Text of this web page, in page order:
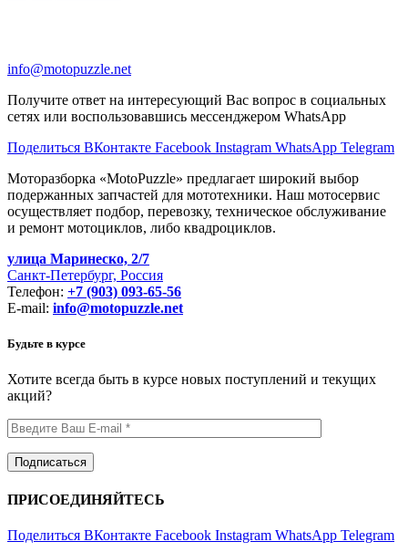
info@motopuzzle.net
Получите ответ на интересующий Вас вопрос в социальных
сетях или воспользовавшись мессенджером WhatsApp
Поделиться ВКонтакте Facebook Instagram WhatsApp Telegram
Моторазборка «MotoPuzzle» предлагает широкий выбор
подержанных запчастей для мототехники. Наш мотосервис
осуществляет подбор, перевозку, техническое обслуживание
и ремонт мотоциклов, либо квадроциклов.
улица Маринеско, 2/7
Санкт-Петербург, Россия
Телефон: +7 (903) 093-65-56
E-mail: info@motopuzzle.net
Будьте в курсе
Хотите всегда быть в курсе новых поступлений и текущих
акций?
ПРИСОЕДИНЯЙТЕСЬ
Поделиться ВКонтакте Facebook Instagram WhatsApp Telegram